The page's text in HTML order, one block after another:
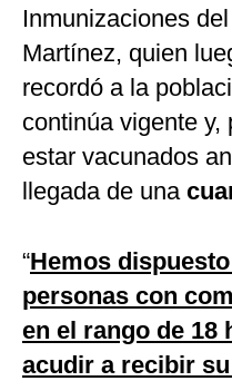
Inmunizaciones
Martínez, quien
recordó a la
continúa vigente y,
estar vacunados
llegada de una
“Hemos
personas con
en el rango de 18
acudir a recibir